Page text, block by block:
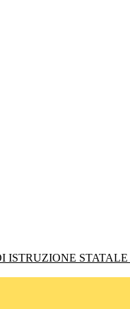
ISTRUZIONE STATALE